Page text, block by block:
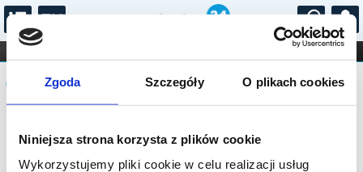
Zgoda Szczegóły O plikach cookies
Niniejsza strona korzysta z plików cookie
Wykorzystujemy pliki cookie w celu realizacji usług
...
FILHARMONIA OPERA I BALET
STAND-UP
DLA DZIECI
Komunikat
Sprzedaż biletów on-line na wydarzenie
została zakończona.